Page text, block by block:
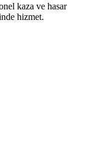
kaza ve hasar
hizmet.